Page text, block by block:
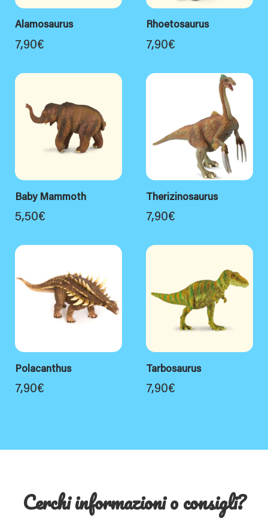
Alamosaurus
7,90€
Rhoetosaurus
7,90€
Baby Mammoth
5,50€
Therizinosaurus
7,90€
Polacanthus
7,90€
Tarbosaurus
7,90€
Cerchi informazioni o consigli?